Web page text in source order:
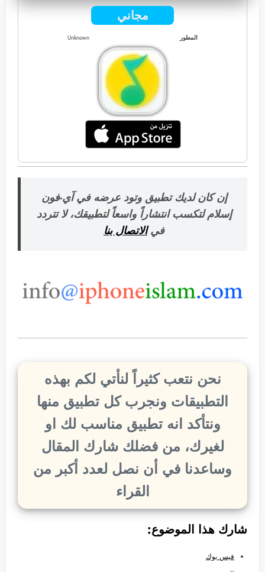
مجاني
المطور Unknown
إن كان لديك تطبيق وتود عرضه في آي-فون
إسلام لتكسب انتشاراً واسعاً لتطبيقك، لا تتردد
فيالاتصال بنا
نحن نتعب كثيراً لنأتي لكم بهذه
التطبيقات ونجرب كل تطبيق منها
ونتأكد انه تطبيق مناسب لك او
لغيرك، من فضلك شارك المقال
وساعدنا في أن نصل لعدد أكبر من
القراء
شارك هذا الموضوع:
فيس بوك